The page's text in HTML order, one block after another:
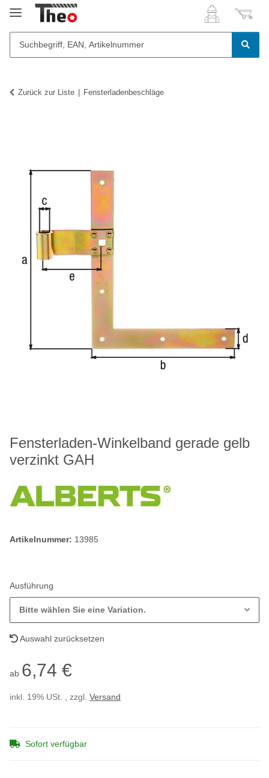
Zurück zur Liste Fensterladenbeschläge
Fensterladen-Winkelband gerade gelb
verzinkt GAH
Artikelnummer: 13985
Ausführung
Bitte wählen Sie eine Variation.
Auswahl zurücksetzen
ab 6,74 €
inkl. 19% USt. , zzgl. Versand
Sofort verfügbar